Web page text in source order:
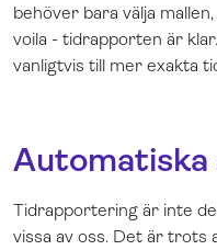
behöver bara välja
voila - tidrapporten är
vanligtvis till mer exakta
Automatiska
Tidrapportering är inte
vissa av oss. Det är trots